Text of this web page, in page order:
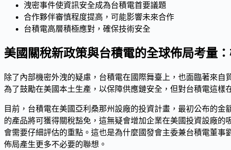
洩密事件使資訊安全成為台積電首要議題
合作夥伴審慎程度提高，可能影響未來合作
台積電高層積極應對，確保技術安全
美國關稅新政策與台積電的全球佈局考量
除了內部機密外洩的疑慮，台積電在國際舞臺上，也面臨著來
為了鼓勵在美國本土生產，以保障供應鏈安全，但對台積電這樣
目前，台積電在美國亞利桑那州設廠的投資計畫，最初公布的金
的產品將可獲得關稅豁免，這無疑會增加企業在美國投資設廠
會需要仔細評估的重點。這也是為什麼 國發會主委兼台積電董事
佈局產生更多不必要的聯想。